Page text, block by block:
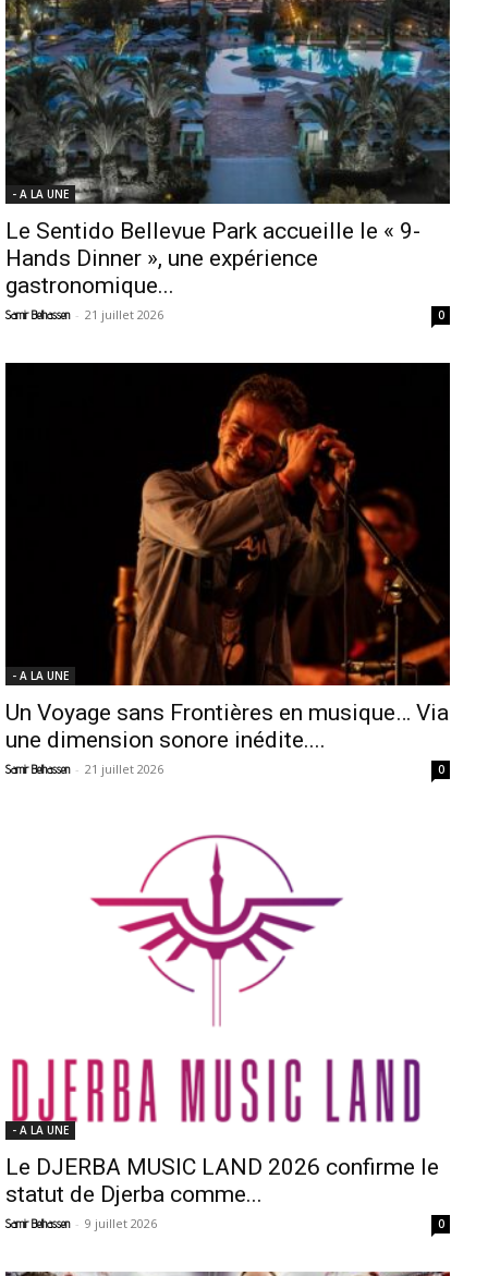
- A LA UNE
Le Sentido Bellevue Park accueille le « 9-
Hands Dinner », une expérience
gastronomique...
Samir Belhassen - 21 juillet 2026 0
- A LA UNE
Un Voyage sans Frontières en musique… Via
une dimension sonore inédite....
Samir Belhassen - 21 juillet 2026 0
- A LA UNE
Le DJERBA MUSIC LAND 2026 confirme le
statut de Djerba comme...
Samir Belhassen - 9 juillet 2026 0